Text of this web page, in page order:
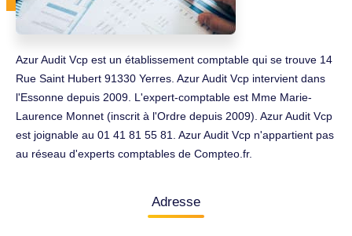
Azur Audit Vcp est un établissement comptable qui se trouve 14
Rue Saint Hubert 91330 Yerres. Azur Audit Vcp intervient dans
l'Essonne depuis 2009. L'expert-comptable est Mme Marie-
Laurence Monnet (inscrit à l'Ordre depuis 2009). Azur Audit Vcp
est joignable au 01 41 81 55 81. Azur Audit Vcp n'appartient pas
au réseau d'experts comptables de Compteo.fr.
Adresse